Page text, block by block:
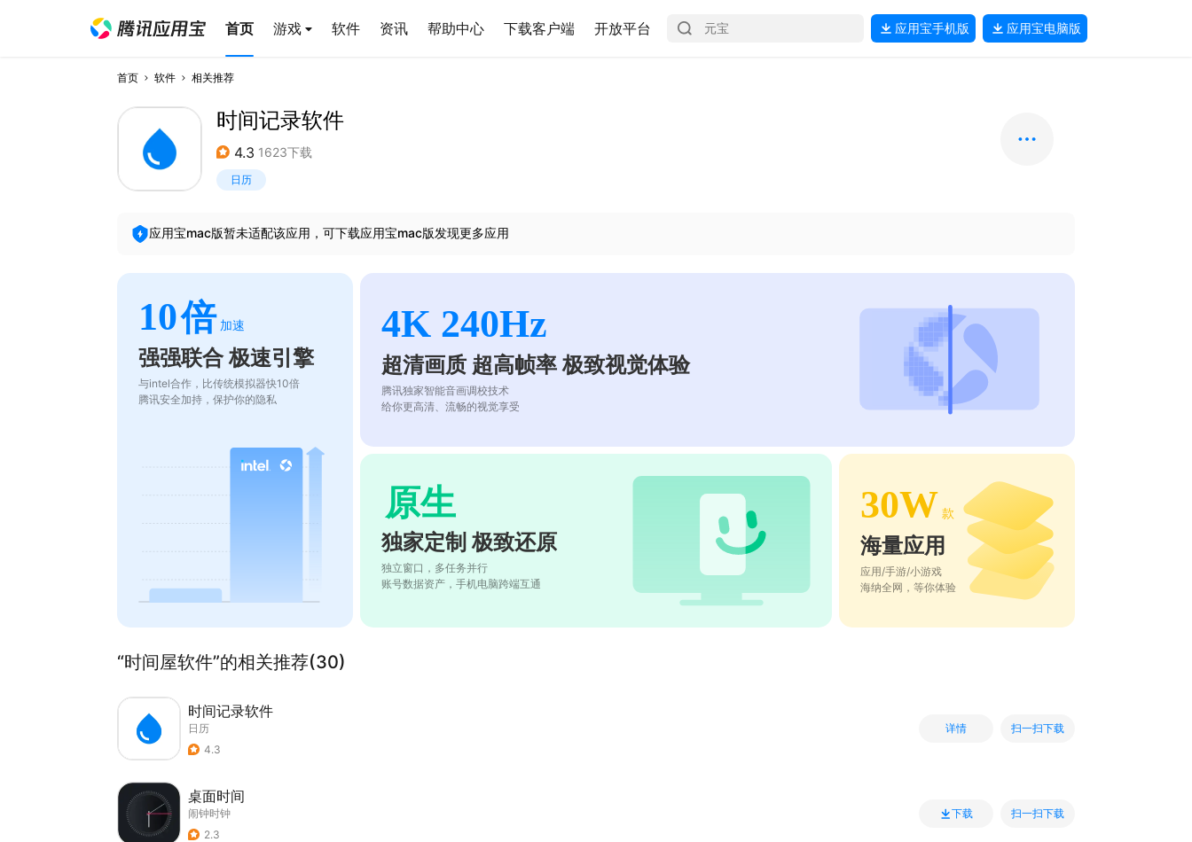
首页 游戏 软件 资讯 帮助中心 下载客户端 开放平台 应用宝手机版 应用宝电脑版
首页 软件 相关推荐
时间记录软件
4.3 1623下载
日历
应用宝mac版暂未适配该应用，可下载应用宝mac版发现更多应用
10倍 加速
强强联合 极速引擎
与intel合作，比传统模拟器快10倍
腾讯安全加持，保护你的隐私
4K 240Hz
超清画质 超高帧率 极致视觉体验
腾讯独家智能音画调校技术
给你更高清、流畅的视觉享受
原生
独家定制 极致还原
独立窗口，多任务并行
账号数据资产，手机电脑跨端互通
30W 款
海量应用
应用/手游/小游戏
海纳全网，等你体验
“时间屋软件”的相关推荐(30)
时间记录软件
日历
4.3
详情 扫一扫下载
桌面时间
闹钟时钟
2.3
下载 扫一扫下载